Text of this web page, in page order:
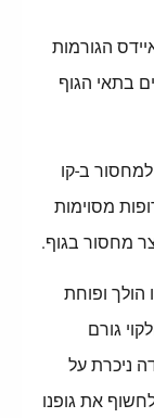
הגורמות
בתאי הגוף
למחסור ב-קו
מסוימות
מחסור בגוף.
הולך ופוחת
גורם
ניכרת על
את גופנו